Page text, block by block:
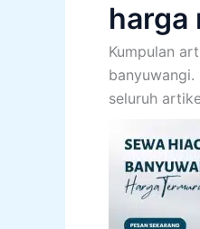
harga
Kumpulan
seluruh